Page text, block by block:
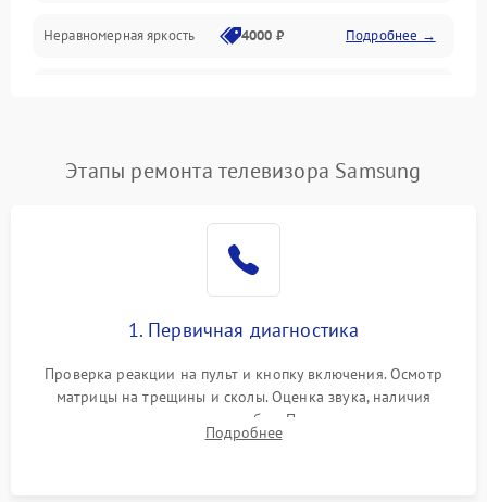
Программное обеспечение
Сеть и подключения
Неравномерная яркость 4000 ₽ Подробнее →
Этапы ремонта телевизора Samsung
1. Первичная диагностика
Проверка реакции на пульт и кнопку включения. Осмотр
матрицы на трещины и сколы. Оценка звука, наличия
подсветки и индикаторов ошибок. Подключение тестовых
источников сигнала для выявления симптомов поломки.
Подробнее